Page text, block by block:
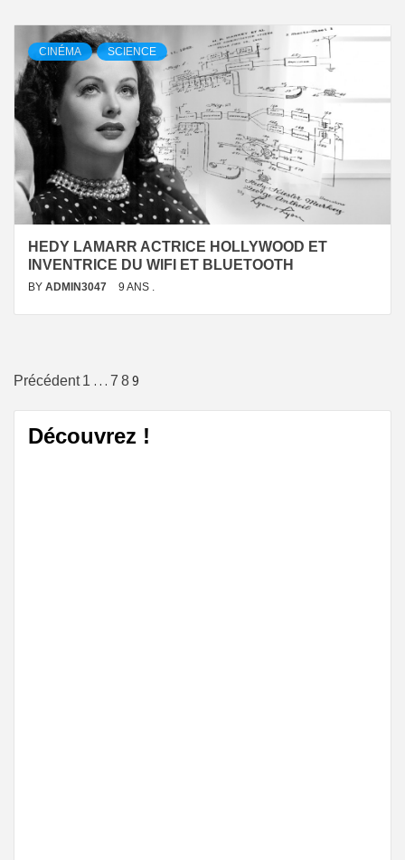
CINÉMA SCIENCE
HEDY LAMARR ACTRICE HOLLYWOOD ET
INVENTRICE DU WIFI ET BLUETOOTH
BY ADMIN3047 9 ANS .
Navigation
des
articles
Précédent 1 … 7 89
Découvrez !